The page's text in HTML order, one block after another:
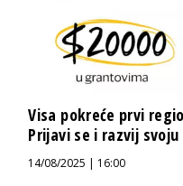
Visa pokreće prvi
Prijavi se i razvij
14/08/2025 | 16:00